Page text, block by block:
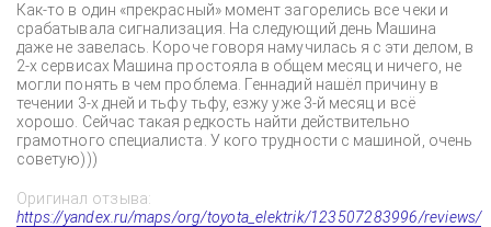
Как-то в один «прекрасный» момент загорелись все чеки и
срабатывала сигнализация. На следующий день Машина
даже не завелась. Короче говоря намучилась я с эти делом, в
2-х сервисах Машина простояла в общем месяц и ничего, не
могли понять в чем проблема. Геннадий нашёл причину в
течении 3-х дней и тьфу тьфу, езжу уже 3-й месяц и всё
хорошо. Сейчас такая редкость найти действительно
грамотного специалиста. У кого трудности с машиной, очень
советую)))
Оригинал отзыва:
https://yandex.ru/maps/org/toyota_elektrik/123507283996/reviews/